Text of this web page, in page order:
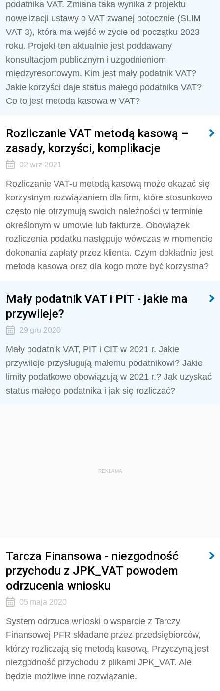
podatnika VAT. Zmiana taka wynika z projektu
nowelizacji ustawy o VAT zwanej potocznie (SLIM
VAT 3), która ma wejść w życie od początku 2023
roku. Projekt ten aktualnie jest poddawany
konsultacjom publicznym i uzgodnieniom
międzyresortowym. Kim jest mały podatnik VAT?
Jakie korzyści daje status małego podatnika VAT?
Co to jest metoda kasowa w VAT?
Rozliczanie VAT metodą kasową –
zasady, korzyści, komplikacje
02 wrz 2021
Rozliczanie VAT-u metodą kasową może okazać się
korzystnym rozwiązaniem dla firm, które stosunkowo
często nie otrzymują swoich należności w terminie
określonym w umowie lub fakturze. Obowiązek
rozliczenia podatku następuje wówczas w momencie
dokonania zapłaty przez klienta. Czym dokładnie jest
metoda kasowa oraz dla kogo może być korzystna?
Mały podatnik VAT i PIT - jakie ma
przywileje?
29 gru 2020
Mały podatnik VAT, PIT i CIT w 2021 r. Jakie
przywileje przysługują małemu podatnikowi? Jakie
limity podatkowe obowiązują w 2021 r.? Jak uzyskać
status małego podatnika i jak się rozliczać?
REKLAMA
Tarcza Finansowa - niezgodność
przychodu z JPK_VAT powodem
odrzucenia wniosku
05 maja 2020
System odrzuca wnioski o wsparcie z Tarczy
Finansowej PFR składane przez przedsiębiorców,
którzy rozliczają się metodą kasową. Przyczyną jest
niezgodność przychodu z plikami JPK_VAT. Ale
będzie możliwe inne rozwiązanie.